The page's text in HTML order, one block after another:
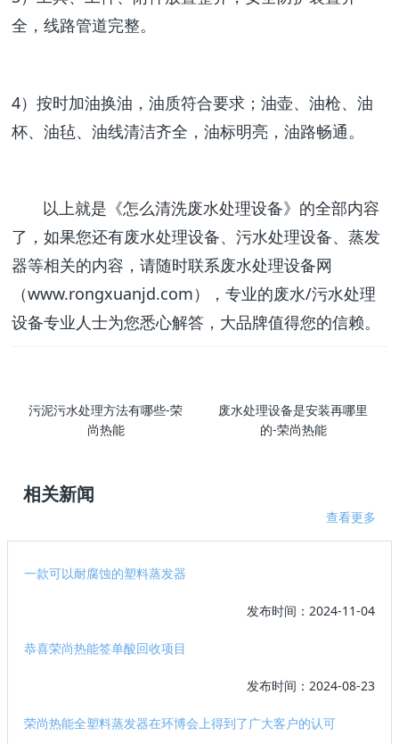
全，线路管道完整。
4）按时加油换油，油质符合要求；油壶、油枪、油
杯、油毡、油线清洁齐全，油标明亮，油路畅通。
以上就是《怎么清洗废水处理设备》的全部内容
了，如果您还有废水处理设备、污水处理设备、蒸发
器等相关的内容，请随时联系废水处理设备网
（www.rongxuanjd.com），专业的废水/污水处理
设备专业人士为您悉心解答，大品牌值得您的信赖。
污泥污水处理方法有哪些-荣
尚热能
废水处理设备是安装再哪里
的-荣尚热能
相关新闻
查看更多
一款可以耐腐蚀的塑料蒸发器
发布时间：2024-11-04
恭喜荣尚热能签单酸回收项目
发布时间：2024-08-23
荣尚热能全塑料蒸发器在环博会上得到了广大客户的认可